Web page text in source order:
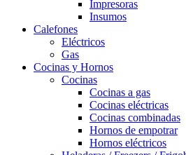
Impresoras
Insumos
Calefones
Eléctricos
Gas
Cocinas y Hornos
Cocinas
Cocinas a gas
Cocinas eléctricas
Cocinas combinadas
Hornos de empotrar
Hornos eléctricos